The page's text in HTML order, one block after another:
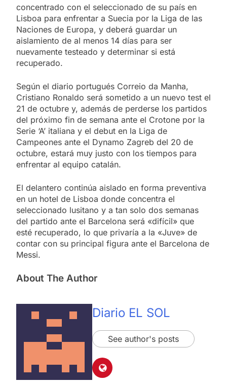
concentrado con el seleccionado de su país en
Lisboa para enfrentar a Suecia por la Liga de las
Naciones de Europa, y deberá guardar un
aislamiento de al menos 14 días para ser
nuevamente testeado y determinar si está
recuperado.
Según el diario portugués Correio da Manha,
Cristiano Ronaldo será sometido a un nuevo test el
21 de octubre y, además de perderse los partidos
del próximo fin de semana ante el Crotone por la
Serie ‘A’ italiana y el debut en la Liga de
Campeones ante el Dynamo Zagreb del 20 de
octubre, estará muy justo con los tiempos para
enfrentar al equipo catalán.
El delantero continúa aislado en forma preventiva
en un hotel de Lisboa donde concentra el
seleccionado lusitano y a tan solo dos semanas
del partido ante el Barcelona será «difícil» que
esté recuperado, lo que privaría a la «Juve» de
contar con su principal figura ante el Barcelona de
Messi.
About The Author
Diario EL SOL
See author's posts